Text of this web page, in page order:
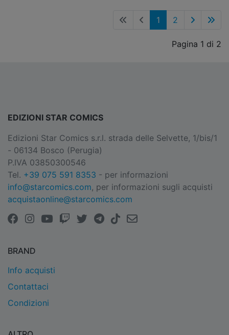
1 2
Pagina 1 di 2
EDIZIONI STAR COMICS
Edizioni Star Comics s.r.l. strada delle Selvette, 1/bis/1
- 06134 Bosco (Perugia)
P.IVA 03850300546
Tel. +39 075 591 8353 - per informazioni
info@starcomics.com, per informazioni sugli acquisti
acquistaonline@starcomics.com
BRAND
Info acquisti
Contattaci
Condizioni